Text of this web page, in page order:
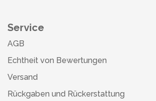
Service
AGB
Echtheit von Bewertungen
Versand
Rückgaben und Rückerstattung